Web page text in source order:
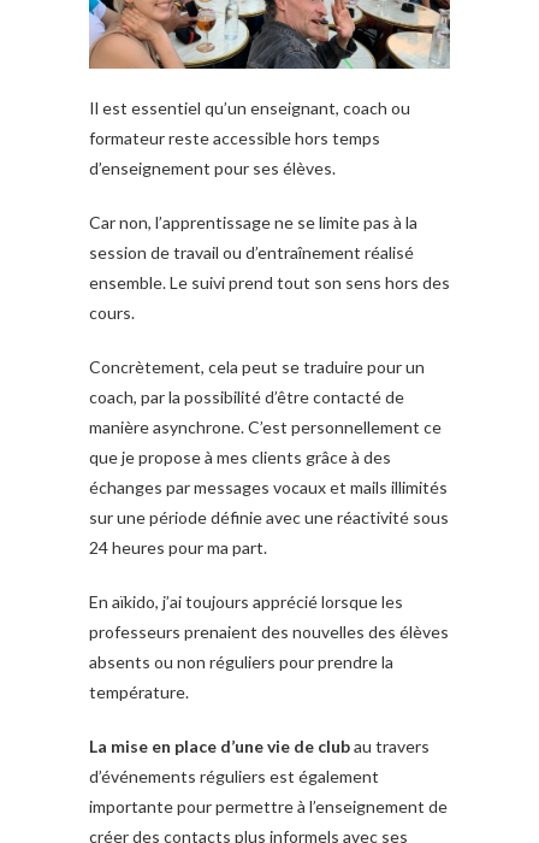
Il est essentiel qu’un enseignant, coach ou
formateur reste accessible hors temps
d’enseignement pour ses élèves.
Car non, l’apprentissage ne se limite pas à la
session de travail ou d’entraînement réalisé
ensemble. Le suivi prend tout son sens hors des
cours.
Concrètement, cela peut se traduire pour un
coach, par la possibilité d’être contacté de
manière asynchrone. C’est personnellement ce
que je propose à mes clients grâce à des
échanges par messages vocaux et mails illimités
sur une période définie avec une réactivité sous
24 heures pour ma part.
En aïkido, j’ai toujours apprécié lorsque les
professeurs prenaient des nouvelles des élèves
absents ou non réguliers pour prendre la
température.
La mise en place d’une vie de clubau travers
d’événements réguliers est également
importante pour permettre à l’enseignement de
créer des contacts plus informels avec ses